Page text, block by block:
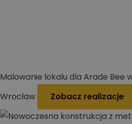
Malowanie lokalu dla Arade Bee
Wrocław
Zobacz realizacje